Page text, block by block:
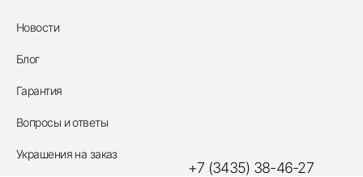
Новости
Блог
Гарантия
Вопросы и ответы
Украшения на заказ
+7 (3435) 38-46-27